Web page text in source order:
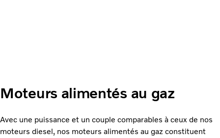
Moteurs alimentés au gaz
Avec une puissance et un couple comparables à ceux de nos
moteurs diesel, nos moteurs alimentés au gaz constituent